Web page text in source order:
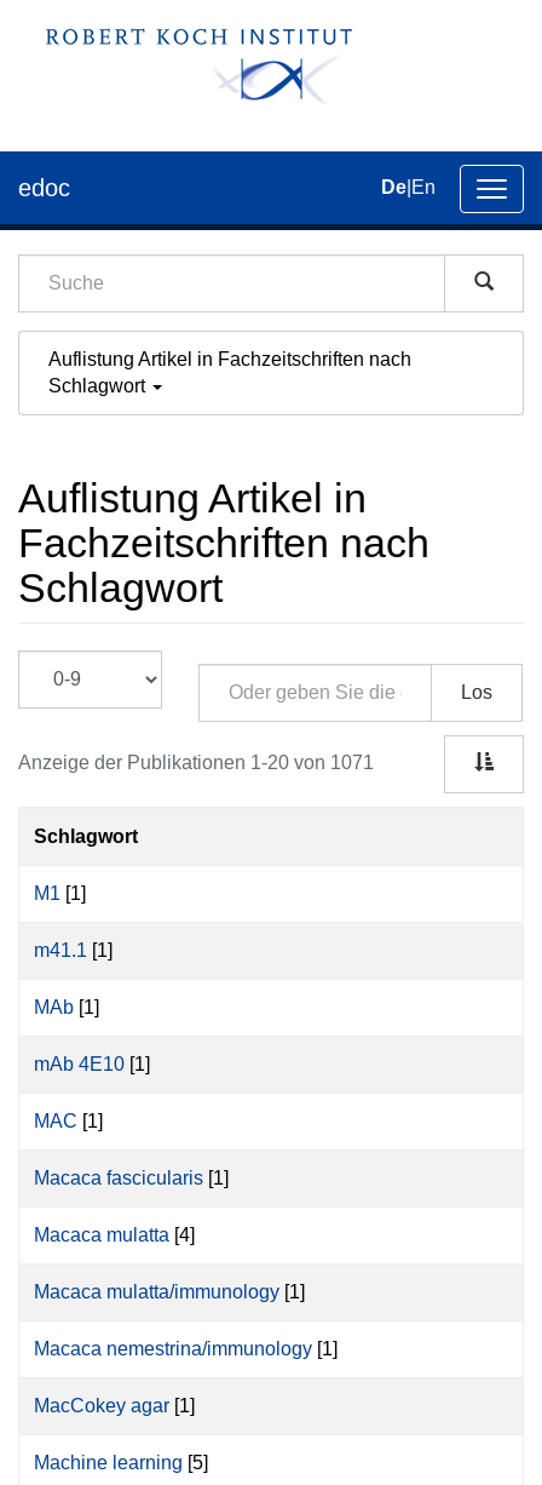
der
edoc De En
Auflistung Artikel in Fachzeitschriften nach
Schlagwort
Auflistung Artikel in
Fachzeitschriften nach
Schlagwort
Los
Anzeige der Publikationen 1-20 von 1071
Schlagwort
M1 [1]
m41.1 [1]
MAb [1]
mAb 4E10 [1]
MAC [1]
Macaca fascicularis [1]
Macaca mulatta [4]
Macaca mulatta/immunology [1]
Macaca nemestrina/immunology [1]
MacCokey agar [1]
Machine learning [5]